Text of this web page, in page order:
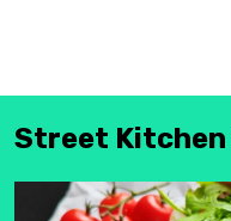
Street